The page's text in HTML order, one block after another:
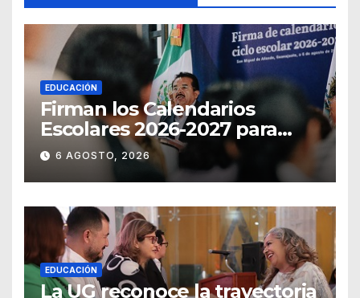
EDUCACIÓN
Firman los Calendarios
Escolares 2026-2027 para
Guanajuato
6 AGOSTO, 2026
EDUCACIÓN
La UG reconoce la trayectoria